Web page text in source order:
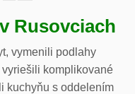
Rusovciach
vymenili podlahy
komplikované
kuchyňu s oddelením